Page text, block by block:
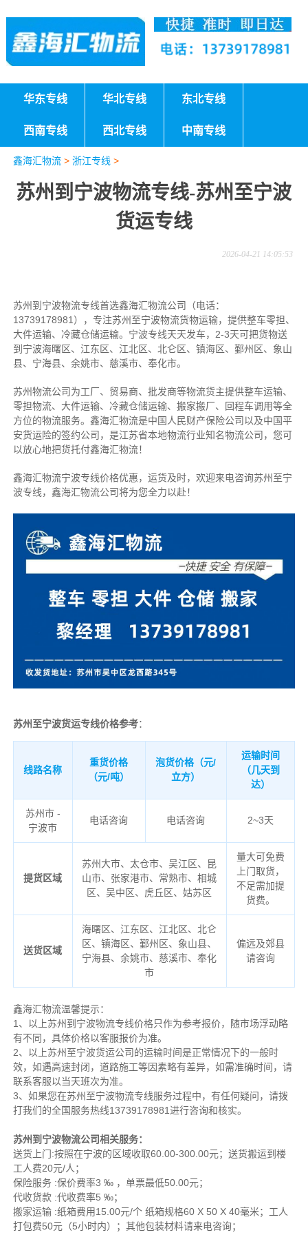
华东专线 华北专线 东北专线
西南专线 西北专线 中南专线
鑫海汇物流> 浙江专线 >
苏州到宁波物流专线-苏州至宁波
货运专线
2026-04-21 14:05:53
苏州到宁波物流专线首选鑫海汇物流公司（电话：
13739178981），专注苏州至宁波物流货物运输，提供整车零担、
大件运输、冷藏仓储运输。宁波专线天天发车，2-3天可把货物送
到宁波海曙区、江东区、江北区、北仑区、镇海区、鄞州区、象山
县、宁海县、余姚市、慈溪市、奉化市。
苏州物流公司为工厂、贸易商、批发商等物流货主提供整车运输、
零担物流、大件运输、冷藏仓储运输、搬家搬厂、回程车调用等全
方位的物流服务。鑫海汇物流是中国人民财产保险公司以及中国平
安货运险的签约公司，是江苏省本地物流行业知名物流公司，您可
以放心地把货托付鑫海汇物流！
鑫海汇物流宁波专线价格优惠，运货及时，欢迎来电咨询苏州至宁
波专线，鑫海汇物流公司将为您全力以赴！
苏州至宁波货运专线价格参考：
线路名称
重货价格
（元/吨）
泡货价格（元/
立方）
运输时间
（几天到
达）
苏州市 -
宁波市
电话咨询 电话咨询 2~3天
提货区域
苏州大市、太仓市、吴江区、昆
山市、张家港市、常熟市、相城
区、吴中区、虎丘区、姑苏区
量大可免费
上门取货，
不足需加提
货费。
送货区域
海曙区、江东区、江北区、北仑
区、镇海区、鄞州区、象山县、
宁海县、余姚市、慈溪市、奉化
市
偏远及郊县
请咨询
鑫海汇物流温馨提示：
1、以上苏州到宁波物流专线价格只作为参考报价，随市场浮动略
有不同，具体价格以客服报价为准。
2、以上苏州 至宁波货运公司的运输时间是正常情况下的一般时
效，如遇高速封闭，道路施工等因素略有差异，如需准确时间，请
联系客服以当天班次为准。
3、如果您在苏州 至宁波物流专线服务过程中，有任何疑问，请拨
打我们的全国服务热线13739178981进行咨询和核实。
苏州到宁波物流公司相关服务：
送货上门:按照在宁波的区域收取60.00-300.00元；送货搬运到楼
工人费20元/人；
保险服务 :保价费率3 ‰ ，单票最低50.00元；
代收货款 :代收费率5 ‰；
搬家运输 :纸箱费用15.00元/个 纸箱规格60 X 50 X 40毫米；工人
打包费50元（5小时内）；其他包装材料请来电咨询；